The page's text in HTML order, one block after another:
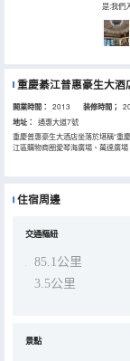
是:我們
重慶綦江普惠豪生大酒
開業時間： 2013 装修時間；
地址：
通惠大道7號
重慶普惠豪生大酒店坐落於堪稱“重
江區購物商圈愛琴海廣場、萬達廣
重慶普惠豪生大酒店由普惠置業公
種國際會議、商務慶典和喜慶活動
住宿周邊
交通樞紐
85.1公里
3.5公里
景點